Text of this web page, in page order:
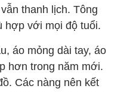
thanh lịch. Tông
hợp với mọi độ tuổi.
áo mỏng dài tay, áo
hơn trong năm mới.
Các nàng nên kết